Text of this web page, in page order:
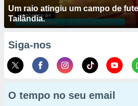
Um raio atingiu um campo de
Tailândia.
Siga-nos
O tempo no seu email